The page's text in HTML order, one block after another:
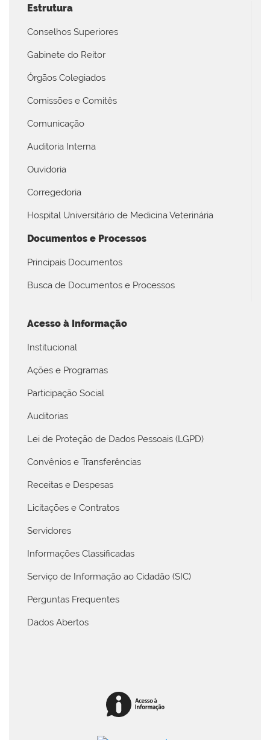
Estrutura
Conselhos Superiores
Gabinete do Reitor
Órgãos Colegiados
Comissões e Comitês
Comunicação
Auditoria Interna
Ouvidoria
Corregedoria
Hospital Universitário de Medicina Veterinária
Documentos e Processos
Principais Documentos
Busca de Documentos e Processos
Acesso à Informação
Institucional
Ações e Programas
Participação Social
Auditorias
Lei de Proteção de Dados Pessoais (LGPD)
Convênios e Transferências
Receitas e Despesas
Licitações e Contratos
Servidores
Informações Classificadas
Serviço de Informação ao Cidadão (SIC)
Perguntas Frequentes
Dados Abertos